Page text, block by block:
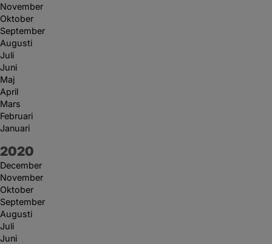
November
Oktober
September
Augusti
Juli
Juni
Maj
April
Mars
Februari
Januari
År:
2020
December
November
Oktober
September
Augusti
Juli
Juni